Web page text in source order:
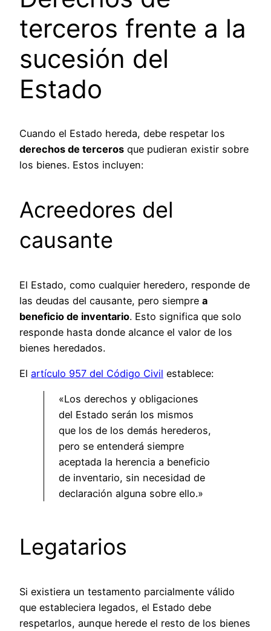
terceros frente a la
sucesión del
Estado
Cuando el Estado hereda, debe respetar los
derechos de terceros que pudieran existir sobre
los bienes. Estos incluyen:
Acreedores del
causante
El Estado, como cualquier heredero, responde de
las deudas del causante, pero siempre a
beneficio de inventario. Esto significa que solo
responde hasta donde alcance el valor de los
bienes heredados.
El artículo 957 del Código Civil establece:
«Los derechos y obligaciones
del Estado serán los mismos
que los de los demás herederos,
pero se entenderá siempre
aceptada la herencia a beneficio
de inventario, sin necesidad de
declaración alguna sobre ello.»
Legatarios
Si existiera un testamento parcialmente válido
que estableciera legados, el Estado debe
respetarlos, aunque herede el resto de los bienes